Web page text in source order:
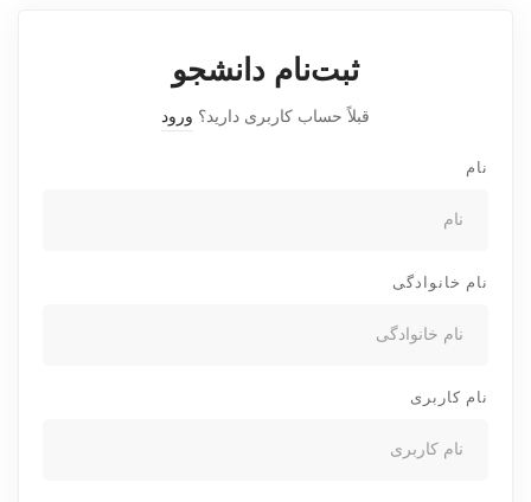
ثبت‌نام دانشجو
قبلاً حساب کاربری دارید؟ ورود
نام
نام خانوادگی
نام کاربری